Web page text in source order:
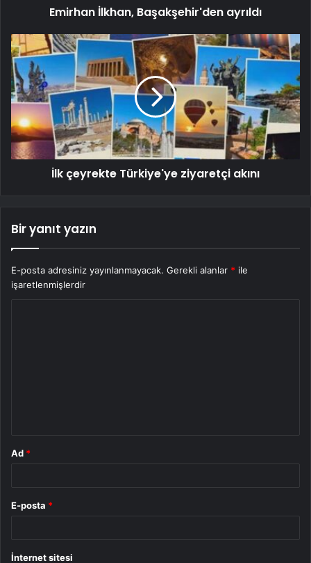
Emirhan İlkhan, Başakşehir'den ayrıldı
İlk çeyrekte Türkiye'ye ziyaretçi akını
Bir yanıt yazın
E-posta adresiniz yayınlanmayacak. Gerekli alanlar * ile
işaretlenmişlerdir
Ad *
E-posta *
İnternet sitesi